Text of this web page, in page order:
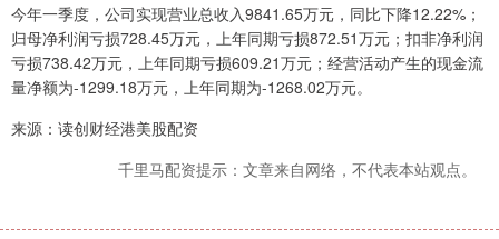
今年一季度，公司实现营业总收入9841.65万元，同比下降12.22%；
归母净利润亏损728.45万元，上年同期亏损872.51万元；扣非净利润
亏损738.42万元，上年同期亏损609.21万元；经营活动产生的现金流
量净额为-1299.18万元，上年同期为-1268.02万元。
来源：读创财经港美股配资
千里马配资提示：文章来自网络，不代表本站观点。